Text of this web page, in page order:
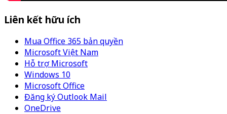
Liên kết hữu ích
Mua Office 365 bản quyền
Microsoft Việt Nam
Hỗ trợ Microsoft
Windows 10
Microsoft Office
Đăng ký Outlook Mail
OneDrive